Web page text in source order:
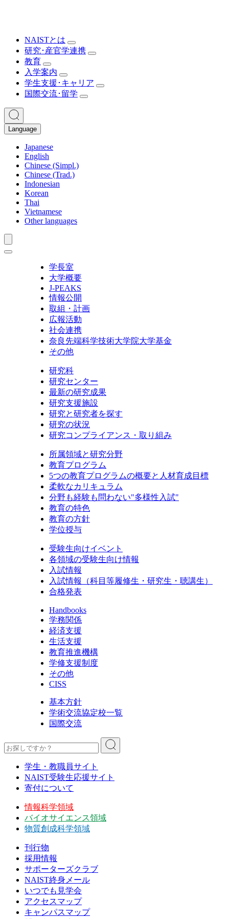
NAISTとは
研究･産官学連携
教育
入学案内
学生支援･キャリア
国際交流･留学
Language
Japanese
English
Chinese (Simpl.)
Chinese (Trad.)
Indonesian
Korean
Thai
Vietnamese
Other languages
学長室
大学概要
J-PEAKS
情報公開
取組・計画
広報活動
社会連携
奈良先端科学技術大学院大学基金
その他
研究科
研究センター
最新の研究成果
研究支援施設
研究と研究者を探す
研究の状況
研究コンプライアンス・取り組み
所属領域と研究分野
教育プログラム
5つの教育プログラムの概要と人材育成目標
柔軟なカリキュラム
分野も経験も問わない"多様性入試"
教育の特色
教育の方針
学位授与
受験生向けイベント
各領域の受験生向け情報
入試情報
入試情報（科目等履修生・研究生・聴講生）
合格発表
Handbooks
学務関係
経済支援
生活支援
教育推進機構
学修支援制度
その他
CISS
基本方針
学術交流協定校一覧
国際交流
学生・教職員サイト
NAIST受験生応援サイト
寄付について
情報科学領域
バイオサイエンス領域
物質創成科学領域
刊行物
採用情報
サポーターズクラブ
NAIST終身メール
いつでも見学会
アクセスマップ
キャンパスマップ